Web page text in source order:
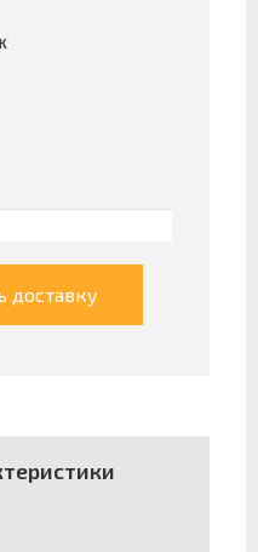
доставку